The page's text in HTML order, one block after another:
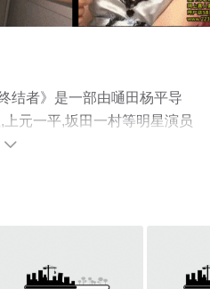
结者》是一部由嗵田杨平导
元一平,坂田一村等明星演员
费观看高清未删减完整版电
解。
